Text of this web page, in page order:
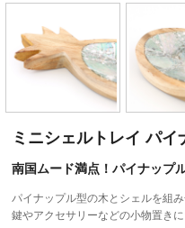
ミニシェルトレイ パイ
南国ムード満点！パイナップ
パイナップル型の木とシェルを組
鍵やアクセサリーなどの小物置き